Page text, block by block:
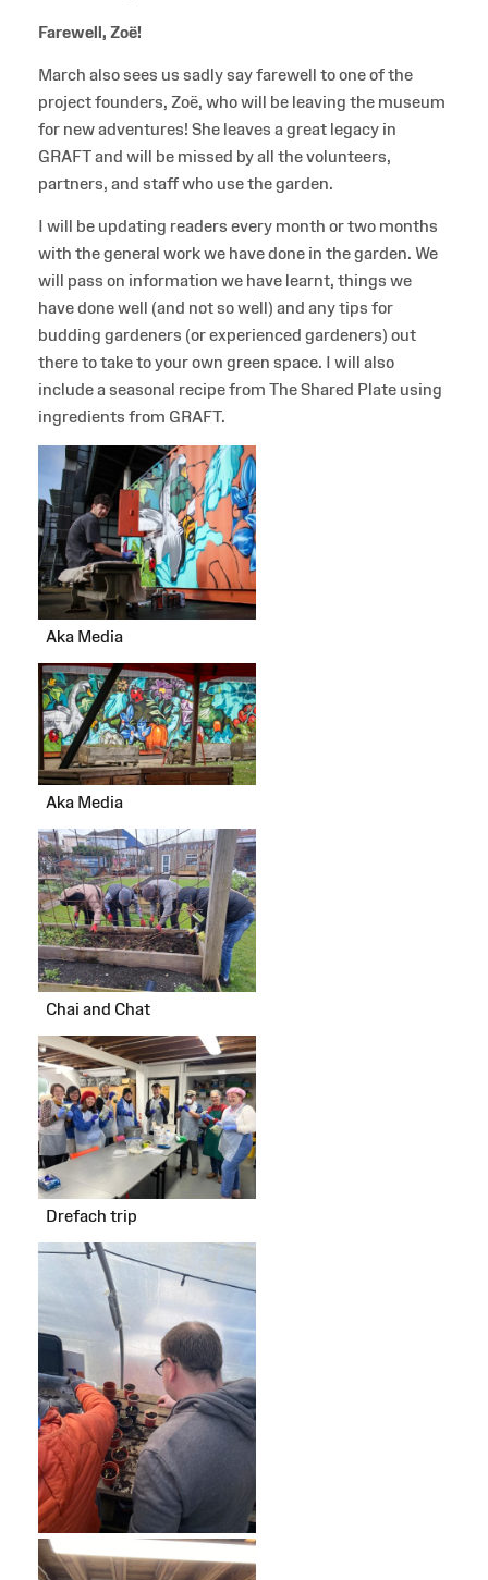
Farewell, Zoë!
March also sees us sadly say farewell to one of the
project founders, Zoë, who will be leaving the museum
for new adventures! She leaves a great legacy in
GRAFT and will be missed by all the volunteers,
partners, and staff who use the garden.
I will be updating readers every month or two months
with the general work we have done in the garden. We
will pass on information we have learnt, things we
have done well (and not so well) and any tips for
budding gardeners (or experienced gardeners) out
there to take to your own green space. I will also
include a seasonal recipe from The Shared Plate using
ingredients from GRAFT.
Aka Media
Aka Media
Chai and Chat
Drefach trip